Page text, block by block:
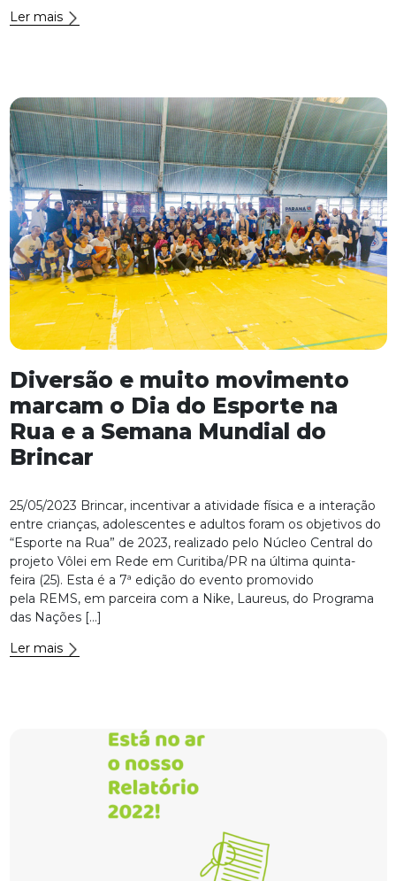
Ler mais
Diversão e muito movimento
marcam o Dia do Esporte na
Rua e a Semana Mundial do
Brincar
25/05/2023 Brincar, incentivar a atividade física e a interação
entre crianças, adolescentes e adultos foram os objetivos do
“Esporte na Rua” de 2023, realizado pelo Núcleo Central do
projeto Vôlei em Rede em Curitiba/PR na última quinta-
feira (25). Esta é a 7ª edição do evento promovido
pela REMS, em parceira com a Nike, Laureus, do Programa
das Nações […]
Ler mais